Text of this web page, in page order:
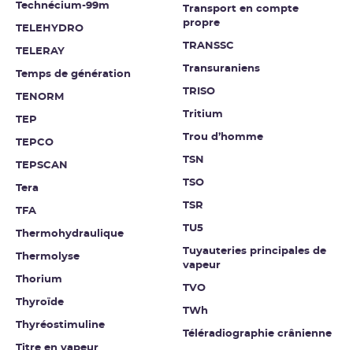
Technécium-99m
TELEHYDRO
TELERAY
Temps de génération
TENORM
TEP
TEPCO
TEPSCAN
Tera
TFA
Thermohydraulique
Thermolyse
Thorium
Thyroïde
Thyréostimuline
Transport en compte
propre
TRANSSC
Transuraniens
TRISO
Tritium
Trou d’homme
TSN
TSO
TSR
TU5
Tuyauteries principales de
vapeur
TVO
TWh
Téléradiographie crânienne